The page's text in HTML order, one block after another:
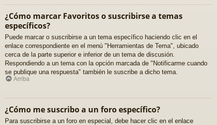
¿Cómo marcar Favoritos o suscribirse a temas
específicos?
Puede marcar o suscribirse a un tema específico haciendo clic en el
enlace correspondiente en el menú "Herramientas de Tema", ubicado
cerca de la parte superior e inferior de un tema de discusión.
Respondiendo a un tema con la opción marcada de "Notificarme cuando
se publique una respuesta" también le suscribe a dicho tema.
Arriba
¿Cómo me suscribo a un foro específico?
Para suscribirse a un foro en especial, debe hacer clic en el enlace